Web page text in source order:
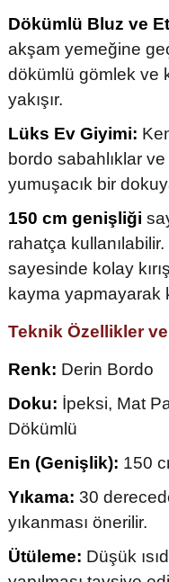
Dökümlü Bluz ve
akşam yemeğine
dökümlü gömlek ve
yakışır.
Lüks Ev Giyimi:
bordo sabahlıklar
yumuşacık bir
150 cm genişliği
rahatça
sayesinde kolay
kayma yapmayarak
Teknik Özellikler
Renk: Derin Bordo
Doku: İpeksi, Mat
Dökümlü
En (Genişlik): 150
Yıkama: 30
yıkanması önerilir.
Ütüleme: Düşük